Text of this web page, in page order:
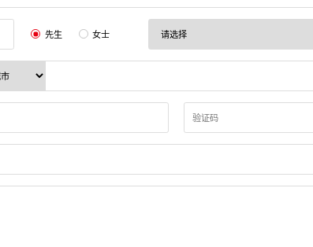
先生 女士